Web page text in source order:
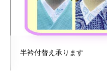
半衿付替え承ります